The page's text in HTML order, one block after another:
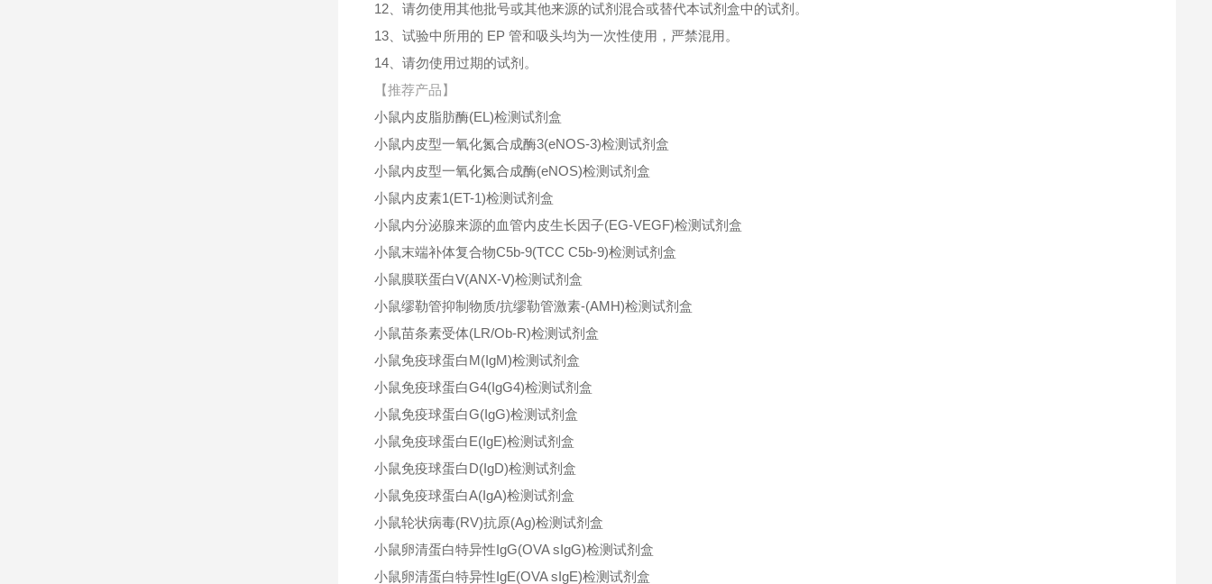
12、请勿使用其他批号或其他来源的试剂混合或替代本试剂盒中的试剂。
13、试验中所用的 EP 管和吸头均为一次性使用，严禁混用。
14、请勿使用过期的试剂。
【推荐产品】
小鼠内皮脂肪酶(EL)检测试剂盒
小鼠内皮型一氧化氮合成酶3(eNOS-3)检测试剂盒
小鼠内皮型一氧化氮合成酶(eNOS)检测试剂盒
小鼠内皮素1(ET-1)检测试剂盒
小鼠内分泌腺来源的血管内皮生长因子(EG-VEGF)检测试剂盒
小鼠末端补体复合物C5b-9(TCC C5b-9)检测试剂盒
小鼠膜联蛋白Ⅴ(ANX-Ⅴ)检测试剂盒
小鼠缪勒管抑制物质/抗缪勒管激素-(AMH)检测试剂盒
小鼠苗条素受体(LR/Ob-R)检测试剂盒
小鼠免疫球蛋白M(IgM)检测试剂盒
小鼠免疫球蛋白G4(IgG4)检测试剂盒
小鼠免疫球蛋白G(IgG)检测试剂盒
小鼠免疫球蛋白E(IgE)检测试剂盒
小鼠免疫球蛋白D(IgD)检测试剂盒
小鼠免疫球蛋白A(IgA)检测试剂盒
小鼠轮状病毒(RV)抗原(Ag)检测试剂盒
小鼠卵清蛋白特异性IgG(OVA sIgG)检测试剂盒
小鼠卵清蛋白特异性IgE(OVA sIgE)检测试剂盒